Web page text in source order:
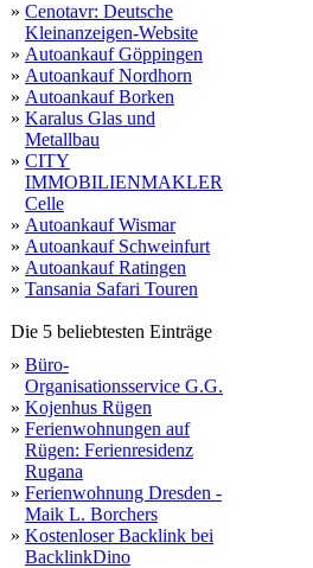
» Cenotavr: Deutsche
Kleinanzeigen-Website
» Autoankauf Göppingen
» Autoankauf Nordhorn
» Autoankauf Borken
» Karalus Glas und
Metallbau
» CITY
IMMOBILIENMAKLER
Celle
» Autoankauf Wismar
» Autoankauf Schweinfurt
» Autoankauf Ratingen
» Tansania Safari Touren
Die 5 beliebtesten Einträge
» Büro-
Organisationsservice G.G.
» Kojenhus Rügen
» Ferienwohnungen auf
Rügen: Ferienresidenz
Rugana
» Ferienwohnung Dresden -
Maik L. Borchers
» Kostenloser Backlink bei
BacklinkDino